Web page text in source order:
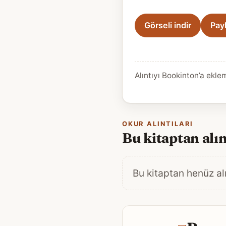
Görseli indir
Alıntıyı Bookinton’a
OKUR ALINTILARI
Bu kitaptan
Bu kitaptan henüz